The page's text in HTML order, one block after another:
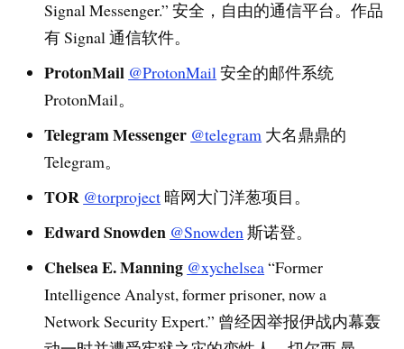
Signal Messenger.” 安全，自由的通信平台。作品
有 Signal 通信软件。
ProtonMail @ProtonMail安全的邮件系统
ProtonMail。
Telegram Messenger @telegram 大名鼎鼎的
Telegram。
TOR @torproject 暗网大门洋葱项目。
Edward Snowden @Snowden斯诺登。
Chelsea E. Manning @xychelsea“Former
Intelligence Analyst, former prisoner, now a
Network Security Expert.” 曾经因举报伊战内幕轰